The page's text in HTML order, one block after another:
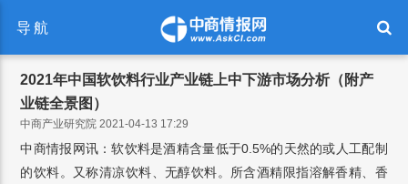
导航
2021年中国软饮料行业产业链上中下游市场分析（附产
业链全景图）
中商产业研究院 2021-04-13 17:29
中商情报网讯：软饮料是酒精含量低于0.5%的天然的或人工配制
的饮料。又称清凉饮料、无醇饮料。所含酒精限指溶解香精、香